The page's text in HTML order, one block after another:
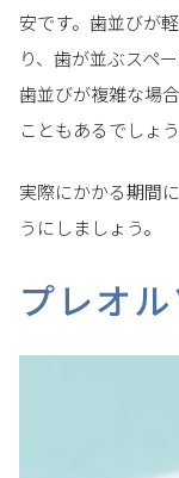
安です。歯並びが
り、歯が並ぶスペ
歯並びが複雑な場
こともあるでしょう
実際にかかる期間
うにしましょう。
プレオ